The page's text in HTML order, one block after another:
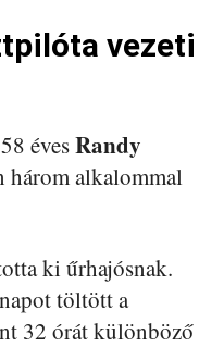
vezeti
évesRandy
három alkalommal
ki űrhajósnak.
töltött a
32 órát különböző